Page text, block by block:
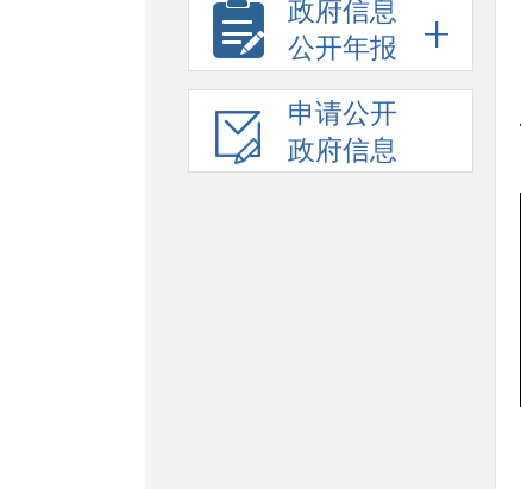
政府信息
公开年报
申请公开
政府信息